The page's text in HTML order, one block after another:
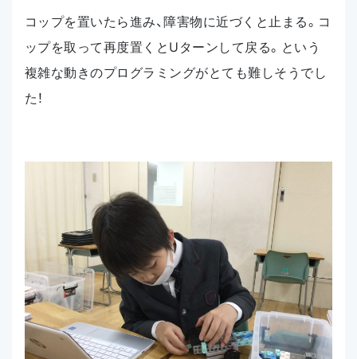
コップを置いたら進み、障害物に近づくと止まる。コ
ップを取って再度置くとUターンして戻る。という
複雑な動きのプログラミングがとても難しそうでし
た！